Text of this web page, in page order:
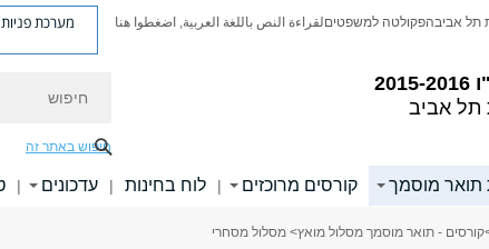
2015-2016
תל אביב
תל אביבהפקולטה למשפטיםلقراءة النص باللغة العربية, اضغطوا هنا מערכת פניות
חיפוש באתר זה
תואר מוסמך קורסים מרוכזים | לוח בחינות | עדכונים |
קורסים - תואר מוסמך מסלול מואץ> מסלול מסחרי